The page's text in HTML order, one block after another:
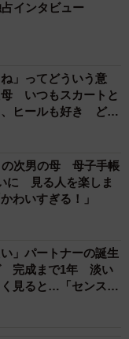
インタビュー
」ってどういう意
いつもスカートと
、ヒールも好き どの
の次男の母 母子手帳
に 見る人を楽しま
わいすぎる！」
」パートナーの誕生
完成まで1年 淡い
見ると…「センスす